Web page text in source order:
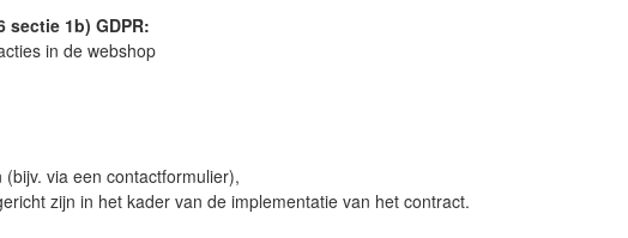
1b) GDPR:
in de webshop
via een contactformulier),
zijn in het kader van de implementatie van het contract.